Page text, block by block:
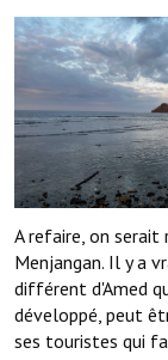
A refaire, on serait
Menjangan. Il y a
différent d'Amed
développé, peut
ses touristes qui